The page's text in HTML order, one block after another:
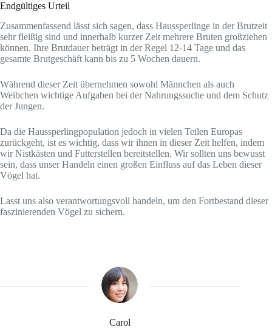
Endgültiges Urteil
Zusammenfassend lässt sich sagen, dass Haussperlinge in der Brutzeit
sehr fleißig sind und innerhalb kurzer Zeit mehrere Bruten großziehen
können. Ihre Brutdauer beträgt in der Regel 12-14 Tage und das
gesamte Brutgeschäft kann bis zu 5 Wochen dauern.
Während dieser Zeit übernehmen sowohl Männchen als auch
Weibchen wichtige Aufgaben bei der Nahrungssuche und dem Schutz
der Jungen.
Da die Haussperlingpopulation jedoch in vielen Teilen Europas
zurückgeht, ist es wichtig, dass wir ihnen in dieser Zeit helfen, indem
wir Nistkästen und Futterstellen bereitstellen. Wir sollten uns bewusst
sein, dass unser Handeln einen großen Einfluss auf das Leben dieser
Vögel hat.
Lasst uns also verantwortungsvoll handeln, um den Fortbestand dieser
faszinierenden Vögel zu sichern.
Carol